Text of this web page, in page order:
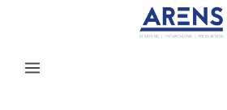
Zum Hauptinhalt springen